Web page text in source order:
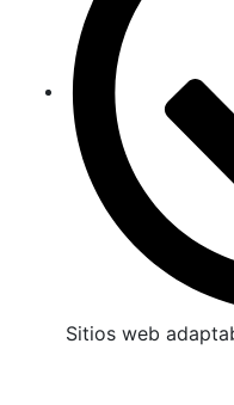
Sitios web